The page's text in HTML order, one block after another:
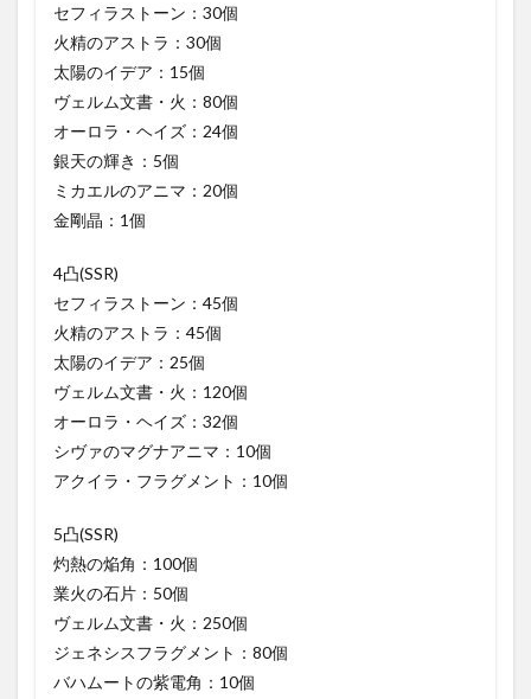
セフィラストーン：30個
火精のアストラ：30個
太陽のイデア：15個
ヴェルム文書・火：80個
オーロラ・ヘイズ：24個
銀天の輝き：5個
ミカエルのアニマ：20個
金剛晶：1個
4凸(SSR)
セフィラストーン：45個
火精のアストラ：45個
太陽のイデア：25個
ヴェルム文書・火：120個
オーロラ・ヘイズ：32個
シヴァのマグナアニマ：10個
アクイラ・フラグメント：10個
5凸(SSR)
灼熱の焔角：100個
業火の石片：50個
ヴェルム文書・火：250個
ジェネシスフラグメント：80個
バハムートの紫電角：10個